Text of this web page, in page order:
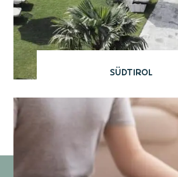
Südtirol